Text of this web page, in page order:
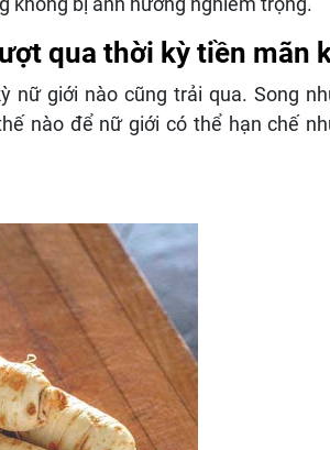
qua thời kỳ tiền mãn
nữ giới nào cũng trải qua. Song
nào để nữ giới có thể hạn chế